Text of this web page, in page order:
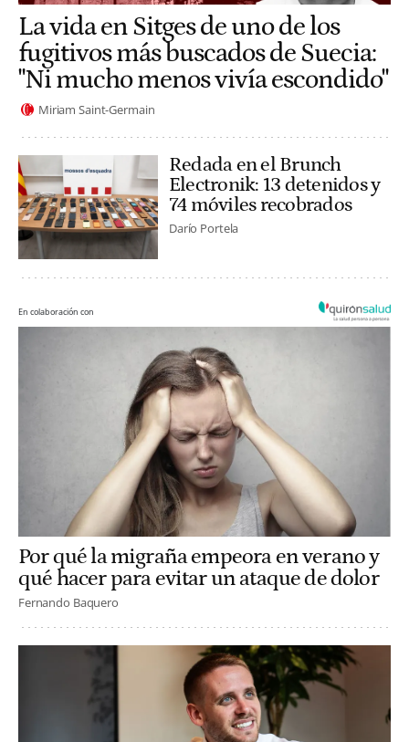
La vida en Sitges de uno de los
fugitivos más buscados de Suecia:
"Ni mucho menos vivía escondido"
Miriam Saint-Germain
Redada en el Brunch
Electronik: 13 detenidos y
74 móviles recobrados
Darío Portela
En colaboración con
Por qué la migraña empeora en verano y
qué hacer para evitar un ataque de dolor
Fernando Baquero